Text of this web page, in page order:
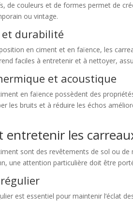
de couleurs et de formes permet de
ou vintage.
et durabilité
en ciment et en faïence, les
faciles à entretenir et à nettoyer,
et acoustique
en faïence possèdent des
les bruits et à réduire les échos
entretenir les
sont des revêtements de sol ou
une attention particulière doit être
est essentiel pour maintenir l’éclat